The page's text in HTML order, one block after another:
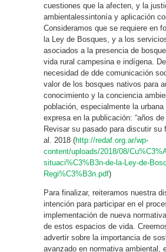
cuestiones que la afecten, y la
ambientalessintonía y aplicación
Consideramos que se requiere en
la Ley de Bosques, y a los
asociados a la presencia de
vida rural campesina e indígena.
necesidad de dde comunicación
valor de los bosques nativos para
conocimiento y la conciencia
población, especialmente la
expresa en la publicación: “años
Revisar su pasado para discutir su
al. 2018 (http://redaf.org.ar/wp-
content/uploads/2018/08/
situaci%C3%B3n-de-la-Ley-de-
Regi%C3%B3n.pdf)
Para finalizar, reiteramos nuestra
intención para participar en el
implementación de nueva
de estos espacios de vida.
advertir sobre la importancia de
avanzado en normativa ambiental,